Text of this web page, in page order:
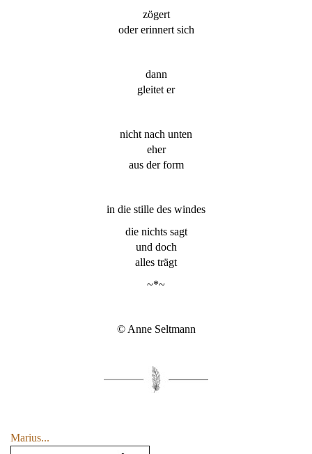
zögert
oder erinnert sich
dann
gleitet er
nicht nach unten
eher
aus der form
in die stille des windes
die nichts sagt
und doch
alles trägt
~*~
© Anne Seltmann
Marius...